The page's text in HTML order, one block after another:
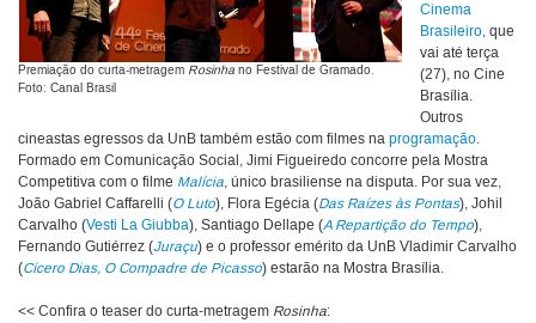
Premiação do curta-metragem Rosinha no Festival de Gramado.
Foto: Canal Brasil
Cinema
Brasileiro, que
vai até terça
(27), no Cine
Brasília.
Outros
cineastas egressos da UnB também estão com filmes na programação.
Formado em Comunicação Social, Jimi Figueiredo concorre pela Mostra
Competitiva com o filme Malícia, único brasiliense na disputa. Por sua vez,
João Gabriel Caffarelli (O Luto), Flora Egécia (Das Raízes às Pontas), Johil
Carvalho (Vesti La Giubba), Santiago Dellape (A Repartição do Tempo),
Fernando Gutiérrez (Juraçu) e o professor emérito da UnB Vladimir Carvalho
(Cícero Dias, O Compadre de Picasso) estarão na Mostra Brasília.
<< Confira o teaser do curta-metragem Rosinha: